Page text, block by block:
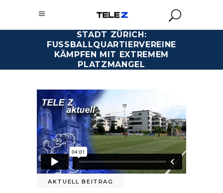
STADT ZÜRICH:
FUSSBALLQUARTIERVEREINE
KÄMPFEN MIT EXTREMEM
PLATZMANGEL
AKTUELL BEITRAG